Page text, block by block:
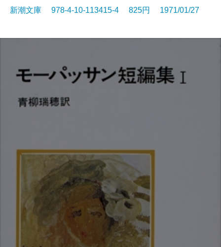
新潮文庫 978-4-10-113415-4 825円 1971/01/27